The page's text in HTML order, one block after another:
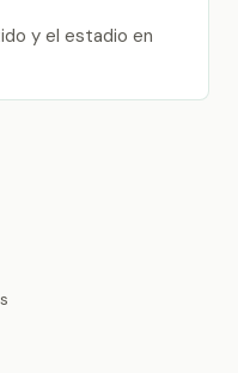
y el estadio en